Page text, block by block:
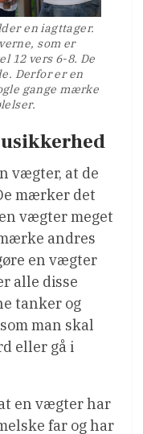
en iagttager.
som er
12 vers 6-8. De
Derfor er en
gange mærke
vægter, at de
mærker det
vægter meget
andres
en vægter
alle disse
tanker og
man skal
eller gå i
en vægter har
far og har